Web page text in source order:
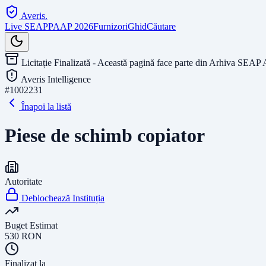
Averis.
Live SEAPPAAP 2026FurnizoriGhidCăutare
Licitație Finalizată - Această pagină face parte din Arhiva SEAP
Averis Intelligence
#1002231
Înapoi la listă
Piese de schimb copiator
Autoritate
Deblochează Instituția
Buget Estimat
530 RON
Finalizat la